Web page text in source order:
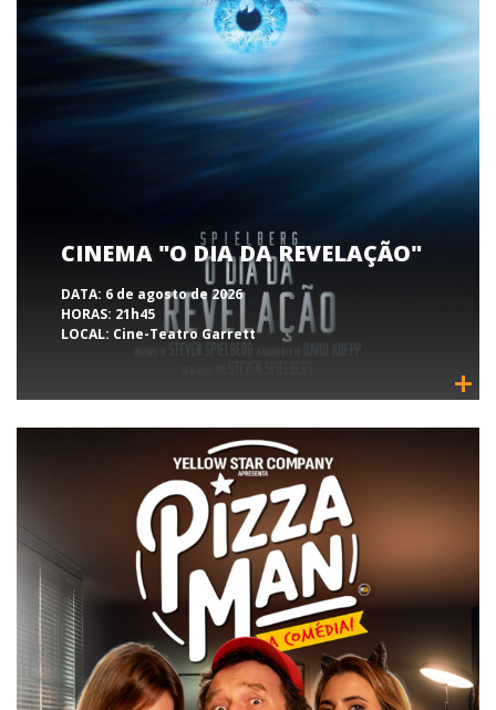
CINEMA "O DIA DA REVELAÇÃO"
DATA: 6 de agosto de 2026
HORAS: 21h45
LOCAL: Cine-Teatro Garrett